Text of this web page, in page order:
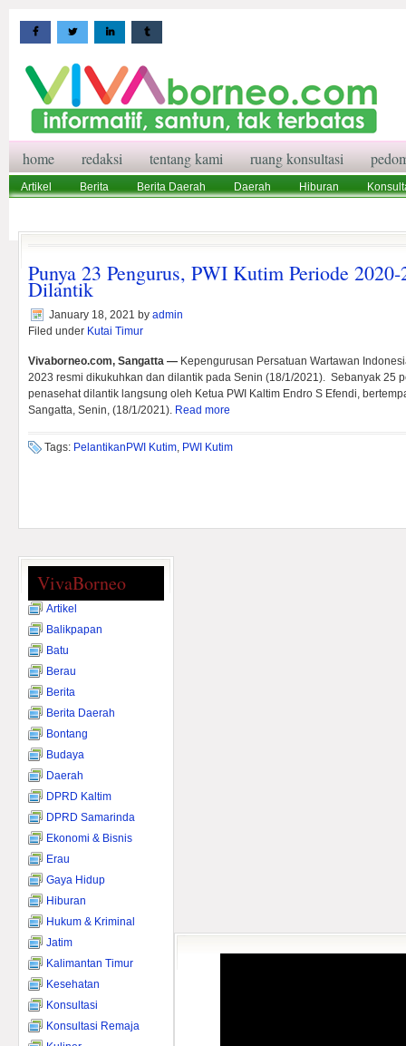
home redaksi tentang kami ruang konsultasi
Artikel Berita Berita Daerah Daerah Hiburan
Punya 23 Pengurus, PWI Kutim Periode
Dilantik
January 18, 2021 by admin
Filed under Kutai Timur
Vivaborneo.com, Sangatta — Kepengurusan Persatuan Wartawan
2023 resmi dikukuhkan dan dilantik pada Senin (18/1/2021). Sebanyak 25
penasehat dilantik langsung oleh Ketua PWI Kaltim Endro S Efendi,
Sangatta, Senin, (18/1/2021). Read more
Tags: PelantikanPWI Kutim, PWI Kutim
VivaBorneo
Artikel
Balikpapan
Batu
Berau
Berita
Berita Daerah
Bontang
Budaya
Daerah
DPRD Kaltim
DPRD Samarinda
Ekonomi & Bisnis
Erau
Gaya Hidup
Hiburan
Hukum & Kriminal
Jatim
Kalimantan Timur
Kesehatan
Konsultasi
Konsultasi Remaja